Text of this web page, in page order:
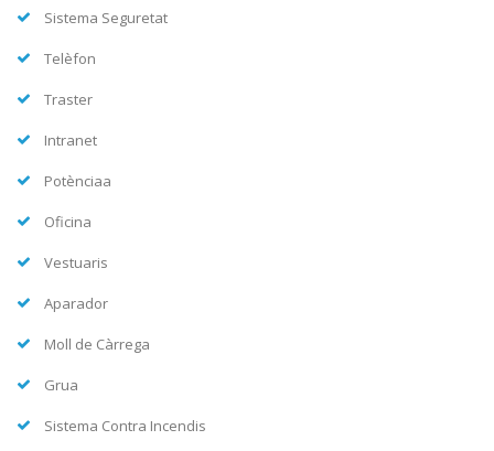
Sistema Seguretat
Telèfon
Traster
Intranet
Potènciaa
Oficina
Vestuaris
Aparador
Moll de Càrrega
Grua
Sistema Contra Incendis